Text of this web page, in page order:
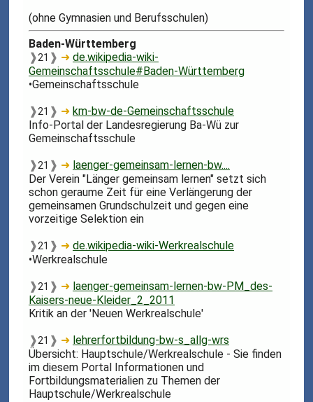
(ohne Gymnasien und Berufsschulen)
Baden-Württemberg
❱21 ❱ ➜de.wikipedia-wiki-
Gemeinschaftsschule#Baden-Württemberg
•Gemeinschaftsschule
❱21 ❱ ➜km-bw-de-Gemeinschaftsschule
Info-Portal der Landesregierung Ba-Wü zur
Gemeinschaftsschule
❱21 ❱ ➜ laenger-gemeinsam-lernen-bw....
Der Verein "Länger gemeinsam lernen" setzt sich
schon geraume Zeit für eine Verlängerung der
gemeinsamen Grundschulzeit und gegen eine
vorzeitige Selektion ein
❱21 ❱ ➜de.wikipedia-wiki-Werkrealschule
•Werkrealschule
❱21 ❱ ➜ laenger-gemeinsam-lernen-bw-PM_des-
Kaisers-neue-Kleider_2_2011
Kritik an der 'Neuen Werkrealschule'
❱21 ❱ ➜ lehrerfortbildung-bw-s_allg-wrs
Übersicht: Hauptschule/Werkrealschule - Sie finden
im diesem Portal Informationen und
Fortbildungsmaterialien zu Themen der
Hauptschule/Werkrealschule